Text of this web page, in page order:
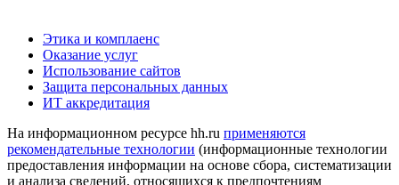
Этика и комплаенс
Оказание услуг
Использование сайтов
Защита персональных данных
ИТ аккредитация
На информационном ресурсе hh.ru применяются
рекомендательные технологии (информационные технологии
предоставления информации на основе сбора, систематизации
и анализа сведений, относящихся к предпочтениям